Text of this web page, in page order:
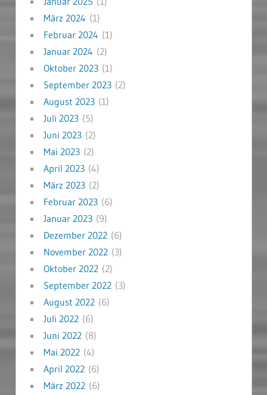
März 2024 (1)
Februar 2024 (1)
Januar 2024 (2)
Oktober 2023(1)
September 2023(2)
August 2023(1)
Juli 2023(5)
Juni 2023(2)
Mai 2023(2)
April 2023(4)
März 2023(2)
Februar 2023(6)
Januar 2023(9)
Dezember 2022(6)
November 2022(3)
Oktober 2022(2)
September 2022(3)
August 2022(6)
Juli 2022(6)
Juni 2022(8)
Mai 2022(4)
April 2022(6)
März 2022(6)